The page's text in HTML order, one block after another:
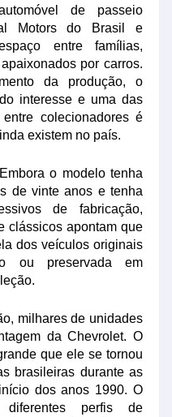
de passeio
Motors do Brasil e
entre famílias,
por carros.
da produção, o
interesse e uma das
colecionadores é
existem no país.
o modelo tenha
de vinte anos e tenha
de fabricação,
clássicos apontam que
dos veículos originais
ou preservada em
milhares de unidades
da Chevrolet. O
que ele se tornou
brasileiras durante as
dos anos 1990. O
perfis de